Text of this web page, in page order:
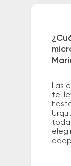
Las
te